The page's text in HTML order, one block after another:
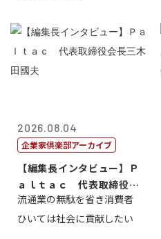
2026.08.04
企業家倶楽部アーカイブ
【編集長インタビュー】Ｐ
ａｌｔａｃ 代表取締役会
長三木田國夫
流通業の無駄を省き消費者
ひいては社会に貢献したい